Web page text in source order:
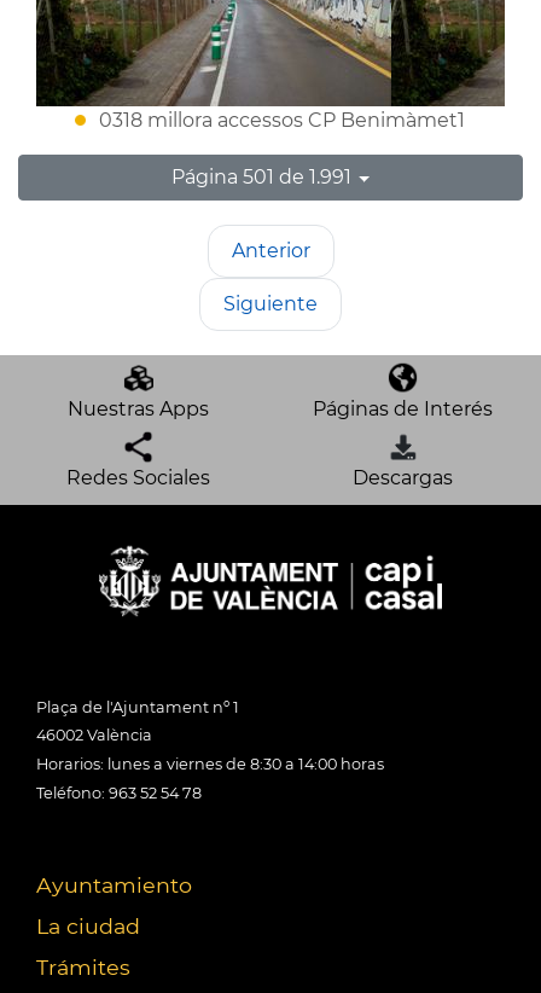
0318 millora accessos CP Benimàmet1
Página 501 de 1.991
Anterior
Siguiente
Nuestras Apps Páginas de Interés
Redes Sociales Descargas
Plaça de l'Ajuntament nº 1
46002 València
Horarios: lunes a viernes de 8:30 a 14:00 horas
Teléfono: 963 52 54 78
Ayuntamiento
La ciudad
Trámites